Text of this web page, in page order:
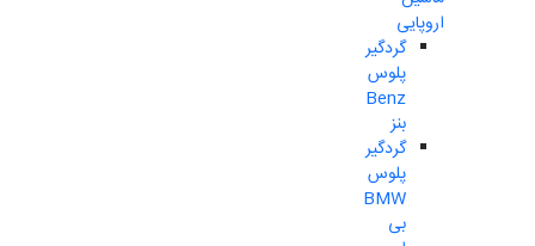
اروپایی
گردگیر
پلوس
Benz
بنز
گردگیر
پلوس
BMW
بی